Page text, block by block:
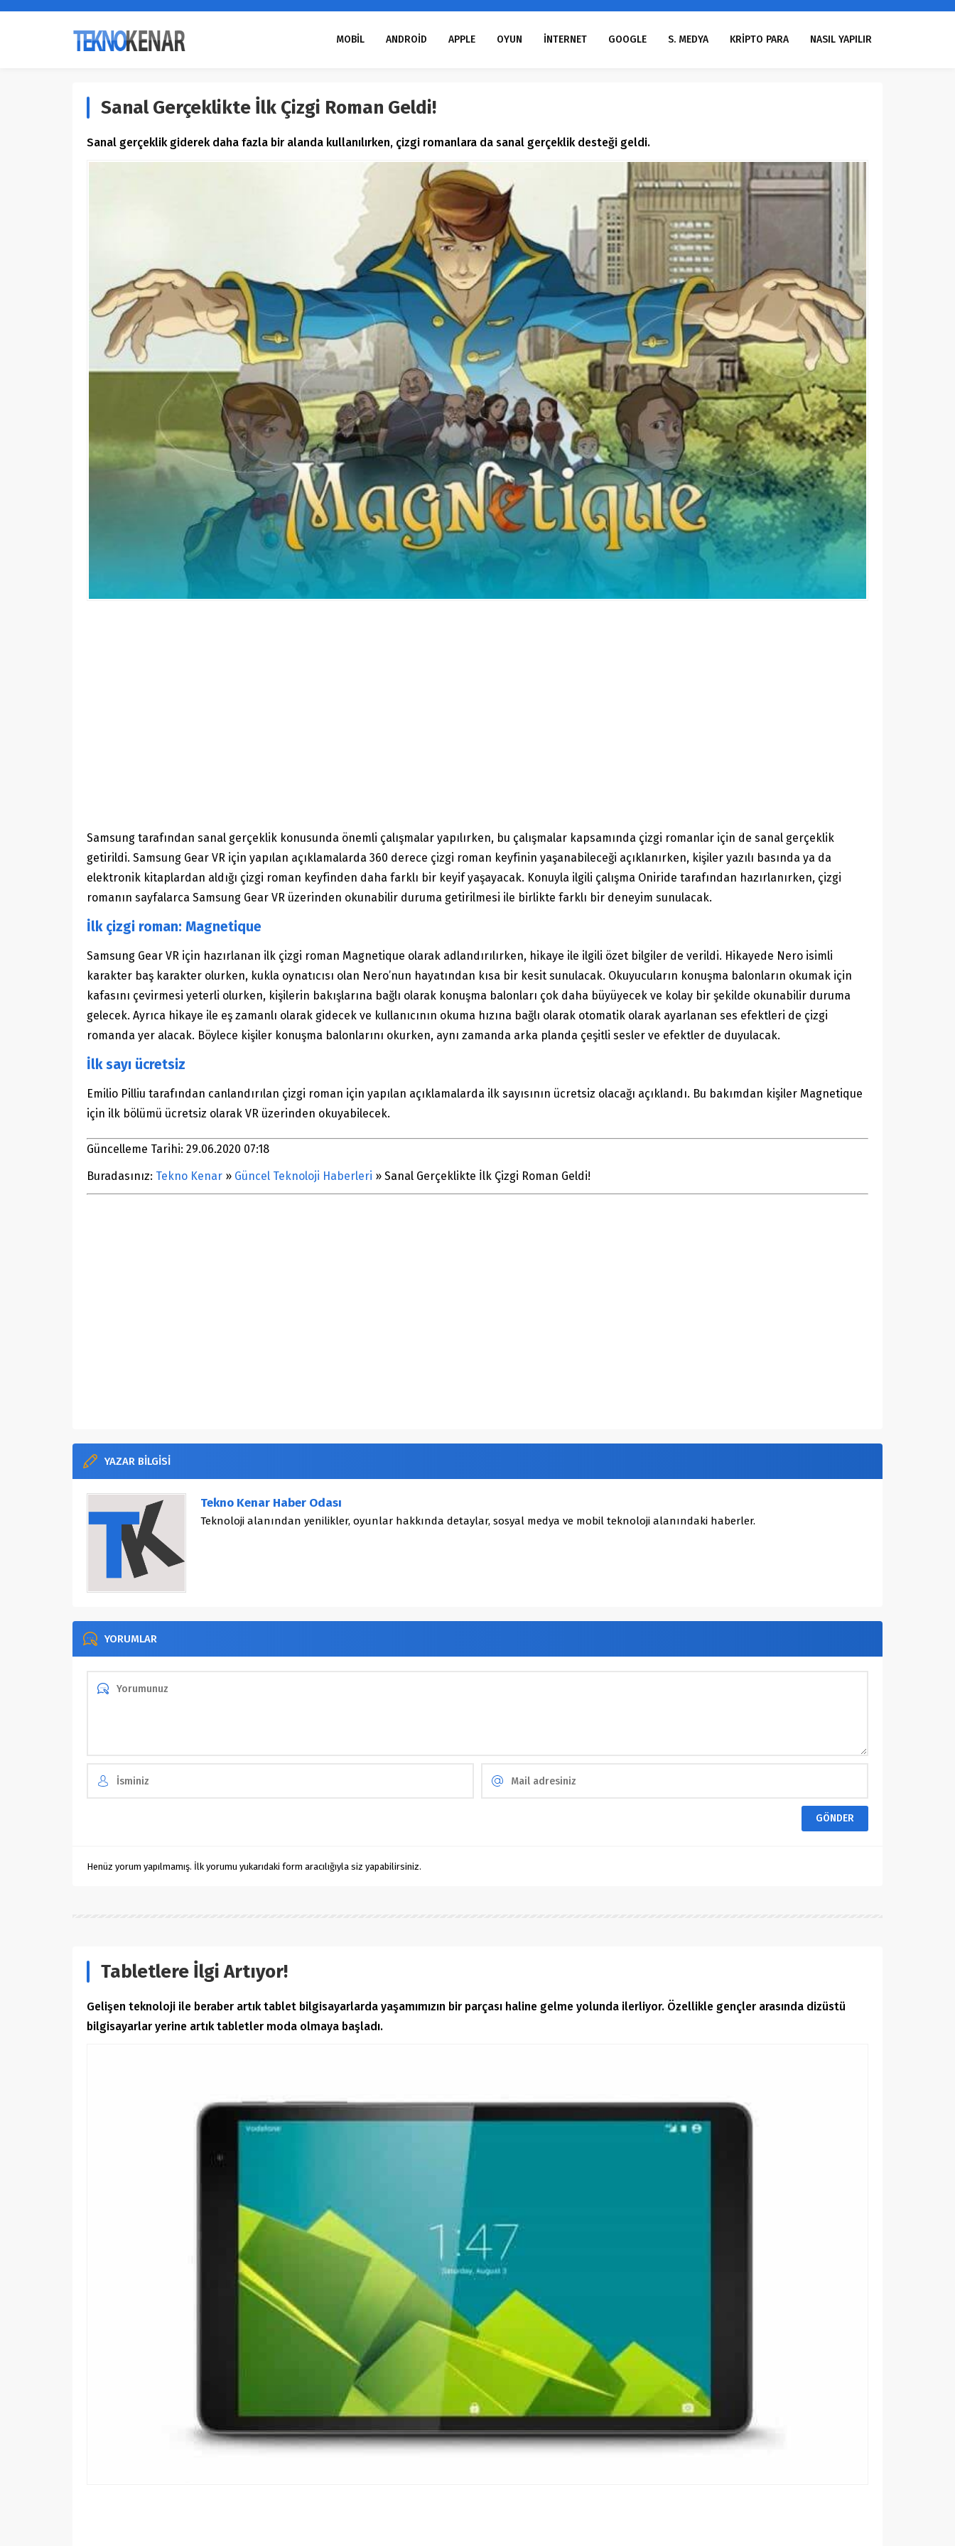
MOBİL ANDROİD APPLE OYUN İNTERNET GOOGLE S. MEDYA KRİPTO PARA NASIL YAPILIR
Sanal Gerçeklikte İlk Çizgi Roman Geldi!
Sanal gerçeklik giderek daha fazla bir alanda kullanılırken, çizgi romanlara da sanal gerçeklik desteği geldi.
Samsung tarafından sanal gerçeklik konusunda önemli çalışmalar yapılırken, bu çalışmalar kapsamında çizgi romanlar için de sanal gerçeklik
getirildi. Samsung Gear VR için yapılan açıklamalarda 360 derece çizgi roman keyfinin yaşanabileceği açıklanırken, kişiler yazılı basında ya da
elektronik kitaplardan aldığı çizgi roman keyfinden daha farklı bir keyif yaşayacak. Konuyla ilgili çalışma Oniride tarafından hazırlanırken, çizgi
romanın sayfalarca Samsung Gear VR üzerinden okunabilir duruma getirilmesi ile birlikte farklı bir deneyim sunulacak.
İlk çizgi roman: Magnetique
Samsung Gear VR için hazırlanan ilk çizgi roman Magnetique olarak adlandırılırken, hikaye ile ilgili özet bilgiler de verildi. Hikayede Nero isimli
karakter baş karakter olurken, kukla oynatıcısı olan Nero’nun hayatından kısa bir kesit sunulacak. Okuyucuların konuşma balonların okumak için
kafasını çevirmesi yeterli olurken, kişilerin bakışlarına bağlı olarak konuşma balonları çok daha büyüyecek ve kolay bir şekilde okunabilir duruma
gelecek. Ayrıca hikaye ile eş zamanlı olarak gidecek ve kullanıcının okuma hızına bağlı olarak otomatik olarak ayarlanan ses efektleri de çizgi
romanda yer alacak. Böylece kişiler konuşma balonlarını okurken, aynı zamanda arka planda çeşitli sesler ve efektler de duyulacak.
İlk sayı ücretsiz
Emilio Pilliu tarafından canlandırılan çizgi roman için yapılan açıklamalarda ilk sayısının ücretsiz olacağı açıklandı. Bu bakımdan kişiler Magnetique
için ilk bölümü ücretsiz olarak VR üzerinden okuyabilecek.
Güncelleme Tarihi: 29.06.2020 07:18
Buradasınız: Tekno Kenar » Güncel Teknoloji Haberleri » Sanal Gerçeklikte İlk Çizgi Roman Geldi!
YAZAR BİLGİSİ
Tekno Kenar Haber Odası
Teknoloji alanından yenilikler, oyunlar hakkında detaylar, sosyal medya ve mobil teknoloji alanındaki haberler.
YORUMLAR
Henüz yorum yapılmamış. İlk yorumu yukarıdaki form aracılığıyla siz yapabilirsiniz.
Tabletlere İlgi Artıyor!
Gelişen teknoloji ile beraber artık tablet bilgisayarlarda yaşamımızın bir parçası haline gelme yolunda ilerliyor. Özellikle gençler arasında dizüstü
bilgisayarlar yerine artık tabletler moda olmaya başladı.